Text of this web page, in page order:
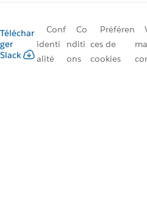
Téléchar
ger
Slack
Conf
identi
alité
Co
nditi
ons
Préféren
ces de
cookies